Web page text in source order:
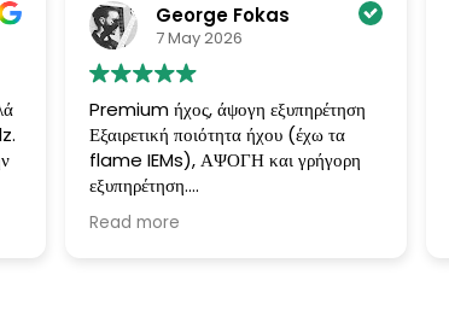
George Fokas
7 May 2026
Premium ήχος, άψογη εξυπηρέτηση
Εξαιρετική ποιότητα ήχου (έχω τα
flame IEMs), ΑΨΟΓΗ και γρήγορη
εξυπηρέτηση.
Δε χρειάζεται να πω τίποτα άλλο,
μπράβο παιδιά.
Read more